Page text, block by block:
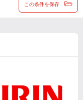
この条件を保存